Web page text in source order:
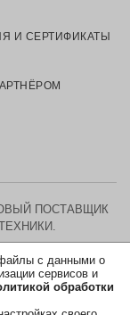
с данными о
сервисов и
обработки
И СЕРТИФИКАТЫ
ПОСТАВЩИК